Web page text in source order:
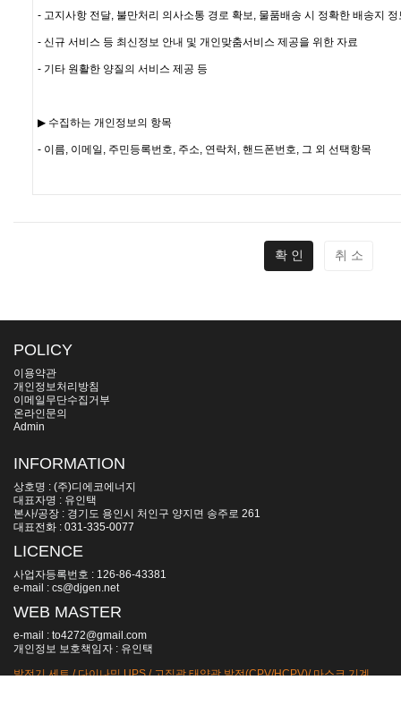
확 인 취 소
POLICY
이용약관
개인정보처리방침
이메일무단수집거부
온라인문의
Admin
INFORMATION
상호명 : (주)디에코에너지
대표자명 : 유인택
본사/공장 : 경기도 용인시 처인구 양지면 송주로 261
대표전화 : 031-335-0077
LICENCE
사업자등록번호 : 126-86-43381
e-mail : cs@djgen.net
WEB MASTER
e-mail : to4272@gmail.com
개인정보 보호책임자 : 유인택
발전기 세트 / 다이나믹 UPS / 고집광 태양광 발전(CPV/HCPV)/ 마스크 기계